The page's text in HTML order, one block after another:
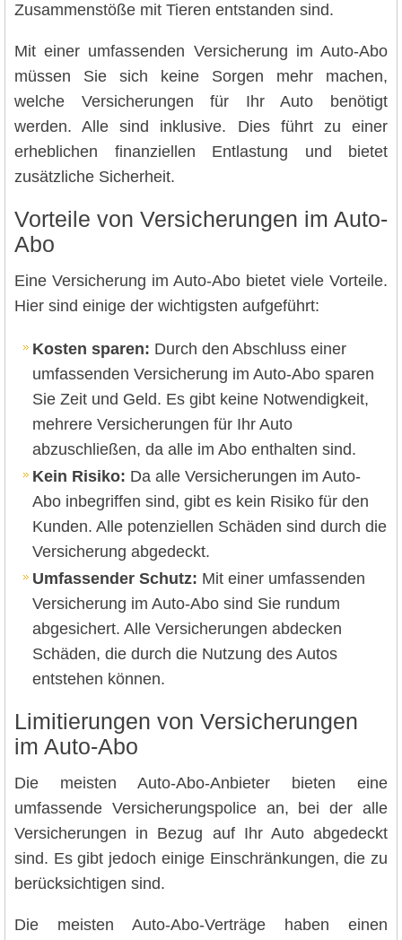
Zusammenstöße mit Tieren entstanden sind.
Mit einer umfassenden Versicherung im Auto-Abo
müssen Sie sich keine Sorgen mehr machen,
welche Versicherungen für Ihr Auto benötigt
werden. Alle sind inklusive. Dies führt zu einer
erheblichen finanziellen Entlastung und bietet
zusätzliche Sicherheit.
Vorteile von Versicherungen im Auto-
Abo
Eine Versicherung im Auto-Abo bietet viele Vorteile.
Hier sind einige der wichtigsten aufgeführt:
Kosten sparen: Durch den Abschluss einer
umfassenden Versicherung im Auto-Abo sparen
Sie Zeit und Geld. Es gibt keine Notwendigkeit,
mehrere Versicherungen für Ihr Auto
abzuschließen, da alle im Abo enthalten sind.
Kein Risiko: Da alle Versicherungen im Auto-
Abo inbegriffen sind, gibt es kein Risiko für den
Kunden. Alle potenziellen Schäden sind durch die
Versicherung abgedeckt.
Umfassender Schutz: Mit einer umfassenden
Versicherung im Auto-Abo sind Sie rundum
abgesichert. Alle Versicherungen abdecken
Schäden, die durch die Nutzung des Autos
entstehen können.
Limitierungen von Versicherungen
im Auto-Abo
Die meisten Auto-Abo-Anbieter bieten eine
umfassende Versicherungspolice an, bei der alle
Versicherungen in Bezug auf Ihr Auto abgedeckt
sind. Es gibt jedoch einige Einschränkungen, die zu
berücksichtigen sind.
Die meisten Auto-Abo-Verträge haben einen